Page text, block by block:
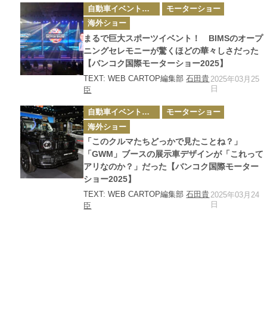
カ
テ
ゴ
リ
ー
自動車イベント・カーイベント
モーターショー
海外ショー
まるで巨大スポーツイベント！ BIMSのオープ
ニングセレモニーが驚くほどの華々しさだった
【バンコク国際モーターショー2025】
TEXT: WEB CARTOP編集部石田貴
臣
2025年03月25
日
カ
テ
ゴ
リ
ー
自動車イベント・カーイベント
モーターショー
海外ショー
「このクルマたちどっかで見たことね？」
「GWM」ブースの展示車デザインが「これって
アリなのか？」だった【バンコク国際モーター
ショー2025】
TEXT: WEB CARTOP編集部石田貴
臣
2025年03月24
日